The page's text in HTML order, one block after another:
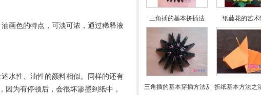
画色的特点，可淡可浓，通过稀释液
水性、油性的颜料相似。同样的还有
为有停顿后，会很坏渗墨到纸中，
三角插的基本拼插法 纸藤花的艺术
三角插的基本穿插方法及如何加角--三角插
折纸基本方法之